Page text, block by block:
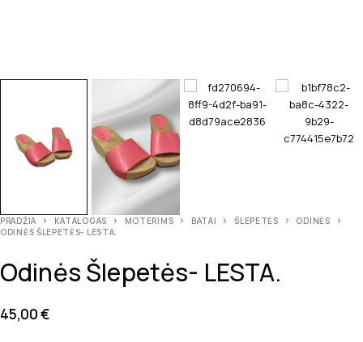
PRADŽIA KATALOGAS MOTERIMS BATAI ŠLEPETĖS
ODINĖS
ODINĖS ŠLEPETĖS- LESTA.
Odinės Šlepetės- LESTA.
45,00€